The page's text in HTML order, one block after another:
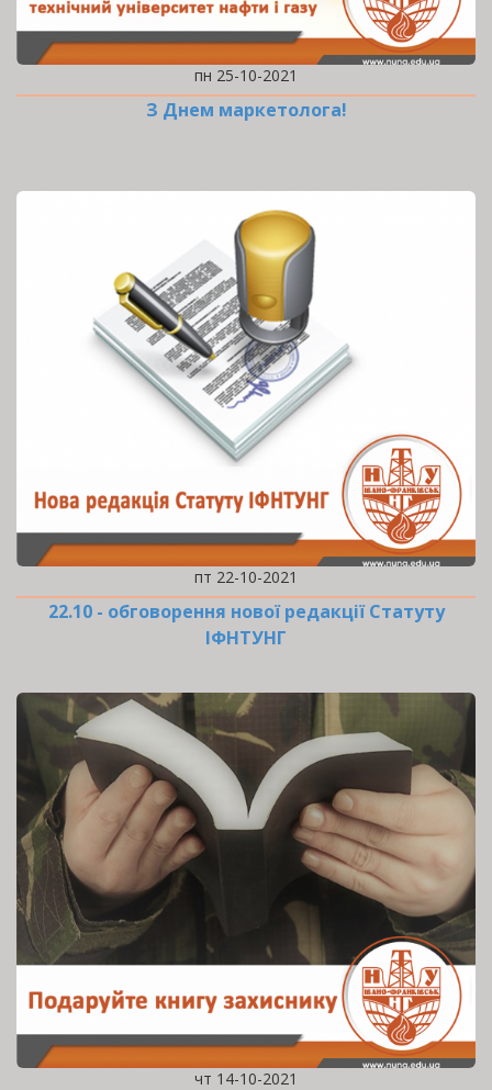
пн 25-10-2021
З Днем маркетолога!
пт 22-10-2021
22.10 - обговорення нової редакції Статуту
ІФНТУНГ
чт 14-10-2021